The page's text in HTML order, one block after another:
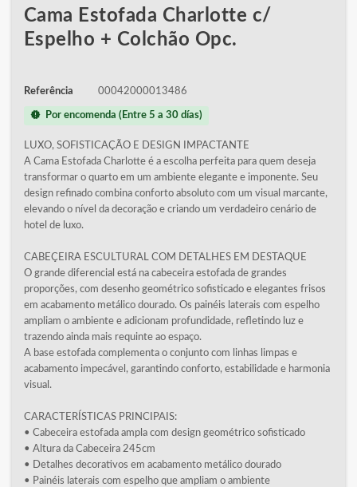
Cama Estofada Charlotte c/
Espelho + Colchão Opc.
Referência 00042000013486
new_releases Por encomenda (Entre 5 a 30 días)
LUXO, SOFISTICAÇÃO E DESIGN IMPACTANTE
A Cama Estofada Charlotte é a escolha perfeita para quem deseja
transformar o quarto em um ambiente elegante e imponente. Seu
design refinado combina conforto absoluto com um visual marcante,
elevando o nível da decoração e criando um verdadeiro cenário de
hotel de luxo.
CABEÇEIRA ESCULTURAL COM DETALHES EM DESTAQUE
O grande diferencial está na cabeceira estofada de grandes
proporções, com desenho geométrico sofisticado e elegantes frisos
em acabamento metálico dourado. Os painéis laterais com espelho
ampliam o ambiente e adicionam profundidade, refletindo luz e
trazendo ainda mais requinte ao espaço.
A base estofada complementa o conjunto com linhas limpas e
acabamento impecável, garantindo conforto, estabilidade e harmonia
visual.
CARACTERÍSTICAS PRINCIPAIS:
• Cabeceira estofada ampla com design geométrico sofisticado
• Altura da Cabeceira 245cm
• Detalhes decorativos em acabamento metálico dourado
• Painéis laterais com espelho que ampliam o ambiente